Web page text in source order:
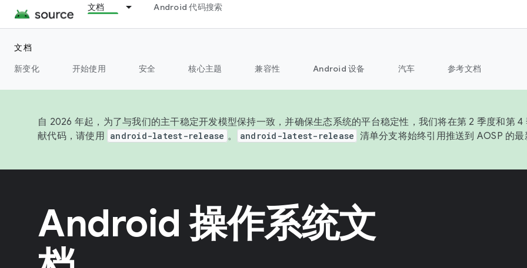
文档 Android 代码搜索
文档
新变化
开始使用 安全 核心主题 兼容性 Android 设备 汽车 参考文档
自 2026 年起，为了与我们的主干稳定开发模型保持一致，并确保生态系统的平台稳定性，我们将在第 2 季度和第
献代码，请使用 android-latest-release 。 android-latest-release 清单分支将始终引用推送到 AOSP 的
Android 操作系统文